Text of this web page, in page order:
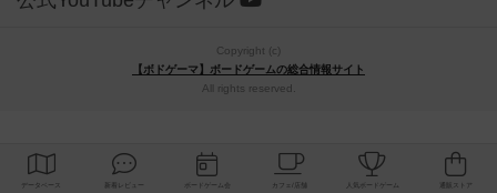
Copyright (c)
【ボドゲーマ】ボードゲームの総合情報サイト
All rights reserved.